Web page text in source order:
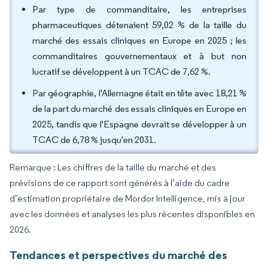
Par type de commanditaire, les entreprises
pharmaceutiques détenaient 59,02 % de la taille du
marché des essais cliniques en Europe en 2025 ; les
commanditaires gouvernementaux et à but non
lucratif se développent à un TCAC de 7,62 %.
Par géographie, l'Allemagne était en tête avec 18,21 %
de la part du marché des essais cliniques en Europe en
2025, tandis que l'Espagne devrait se développer à un
TCAC de 6,78 % jusqu'en 2031.
Remarque : Les chiffres de la taille du marché et des
prévisions de ce rapport sont générés à l’aide du cadre
d’estimation propriétaire de Mordor Intelligence, mis à jour
avec les données et analyses les plus récentes disponibles en
2026.
Tendances et perspectives du marché des